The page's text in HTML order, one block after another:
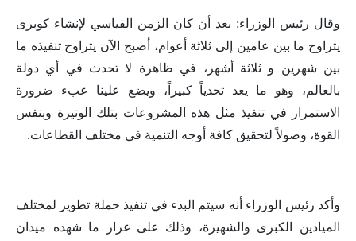
وقال رئيس الوزراء: بعد أن كان الزمن القياسي لإنشاء كوبرى
يتراوح ما بين عامين إلى ثلاثة أعوام، أصبح الآن يتراوح تنفيذه ما
بين شهرين و ثلاثة أشهر، في ظاهرة لا تحدث في أي دولة
بالعالم، وهو ما يعد تحدياً كبيراً، ويضع علينا عبء ضرورة
الاستمرار في تنفيذ مثل هذه المشروعات بتلك الوتيرة وبنفس
القوة، وصولاً لتحقيق كافة أوجه التنمية في مختلف القطاعات.
وأكد رئيس الوزراء أنه سيتم البدء في تنفيذ حملة تطوير لمختلف
الميادين الكبرى والشهيرة، وذلك على غرار ما شهده ميدان